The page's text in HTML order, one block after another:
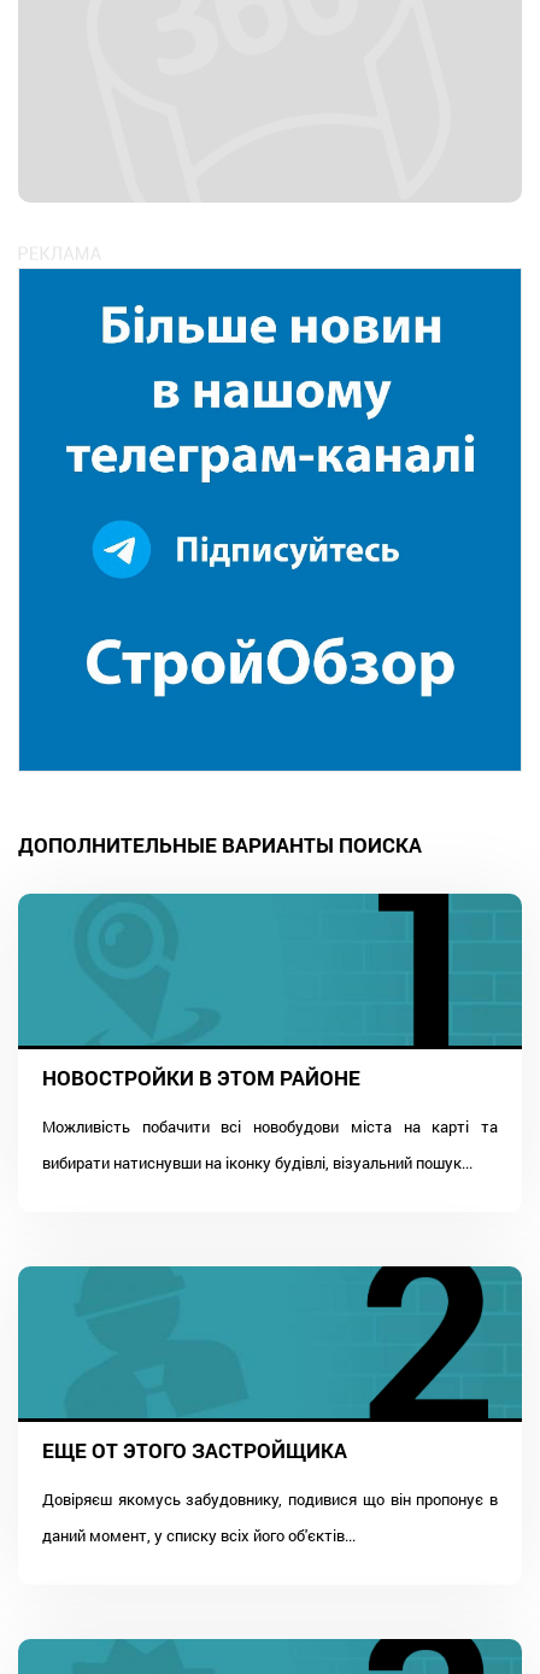
ДОПОЛНИТЕЛЬНЫЕ ВАРИАНТЫ ПОИСКА
НОВОСТРОЙКИ В ЭТОМ РАЙОНЕ
Можливість побачити всі новобудови міста на карті та
вибирати натиснувши на іконку будівлі, візуальний пошук...
ЕЩЕ ОТ ЭТОГО ЗАСТРОЙЩИКА
Довіряєш якомусь забудовнику, подивися що він пропонує в
даний момент, у списку всіх його об'єктів...